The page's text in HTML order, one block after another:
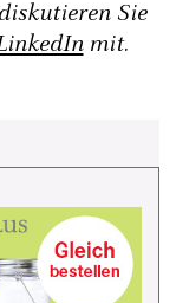
Sie
mit.